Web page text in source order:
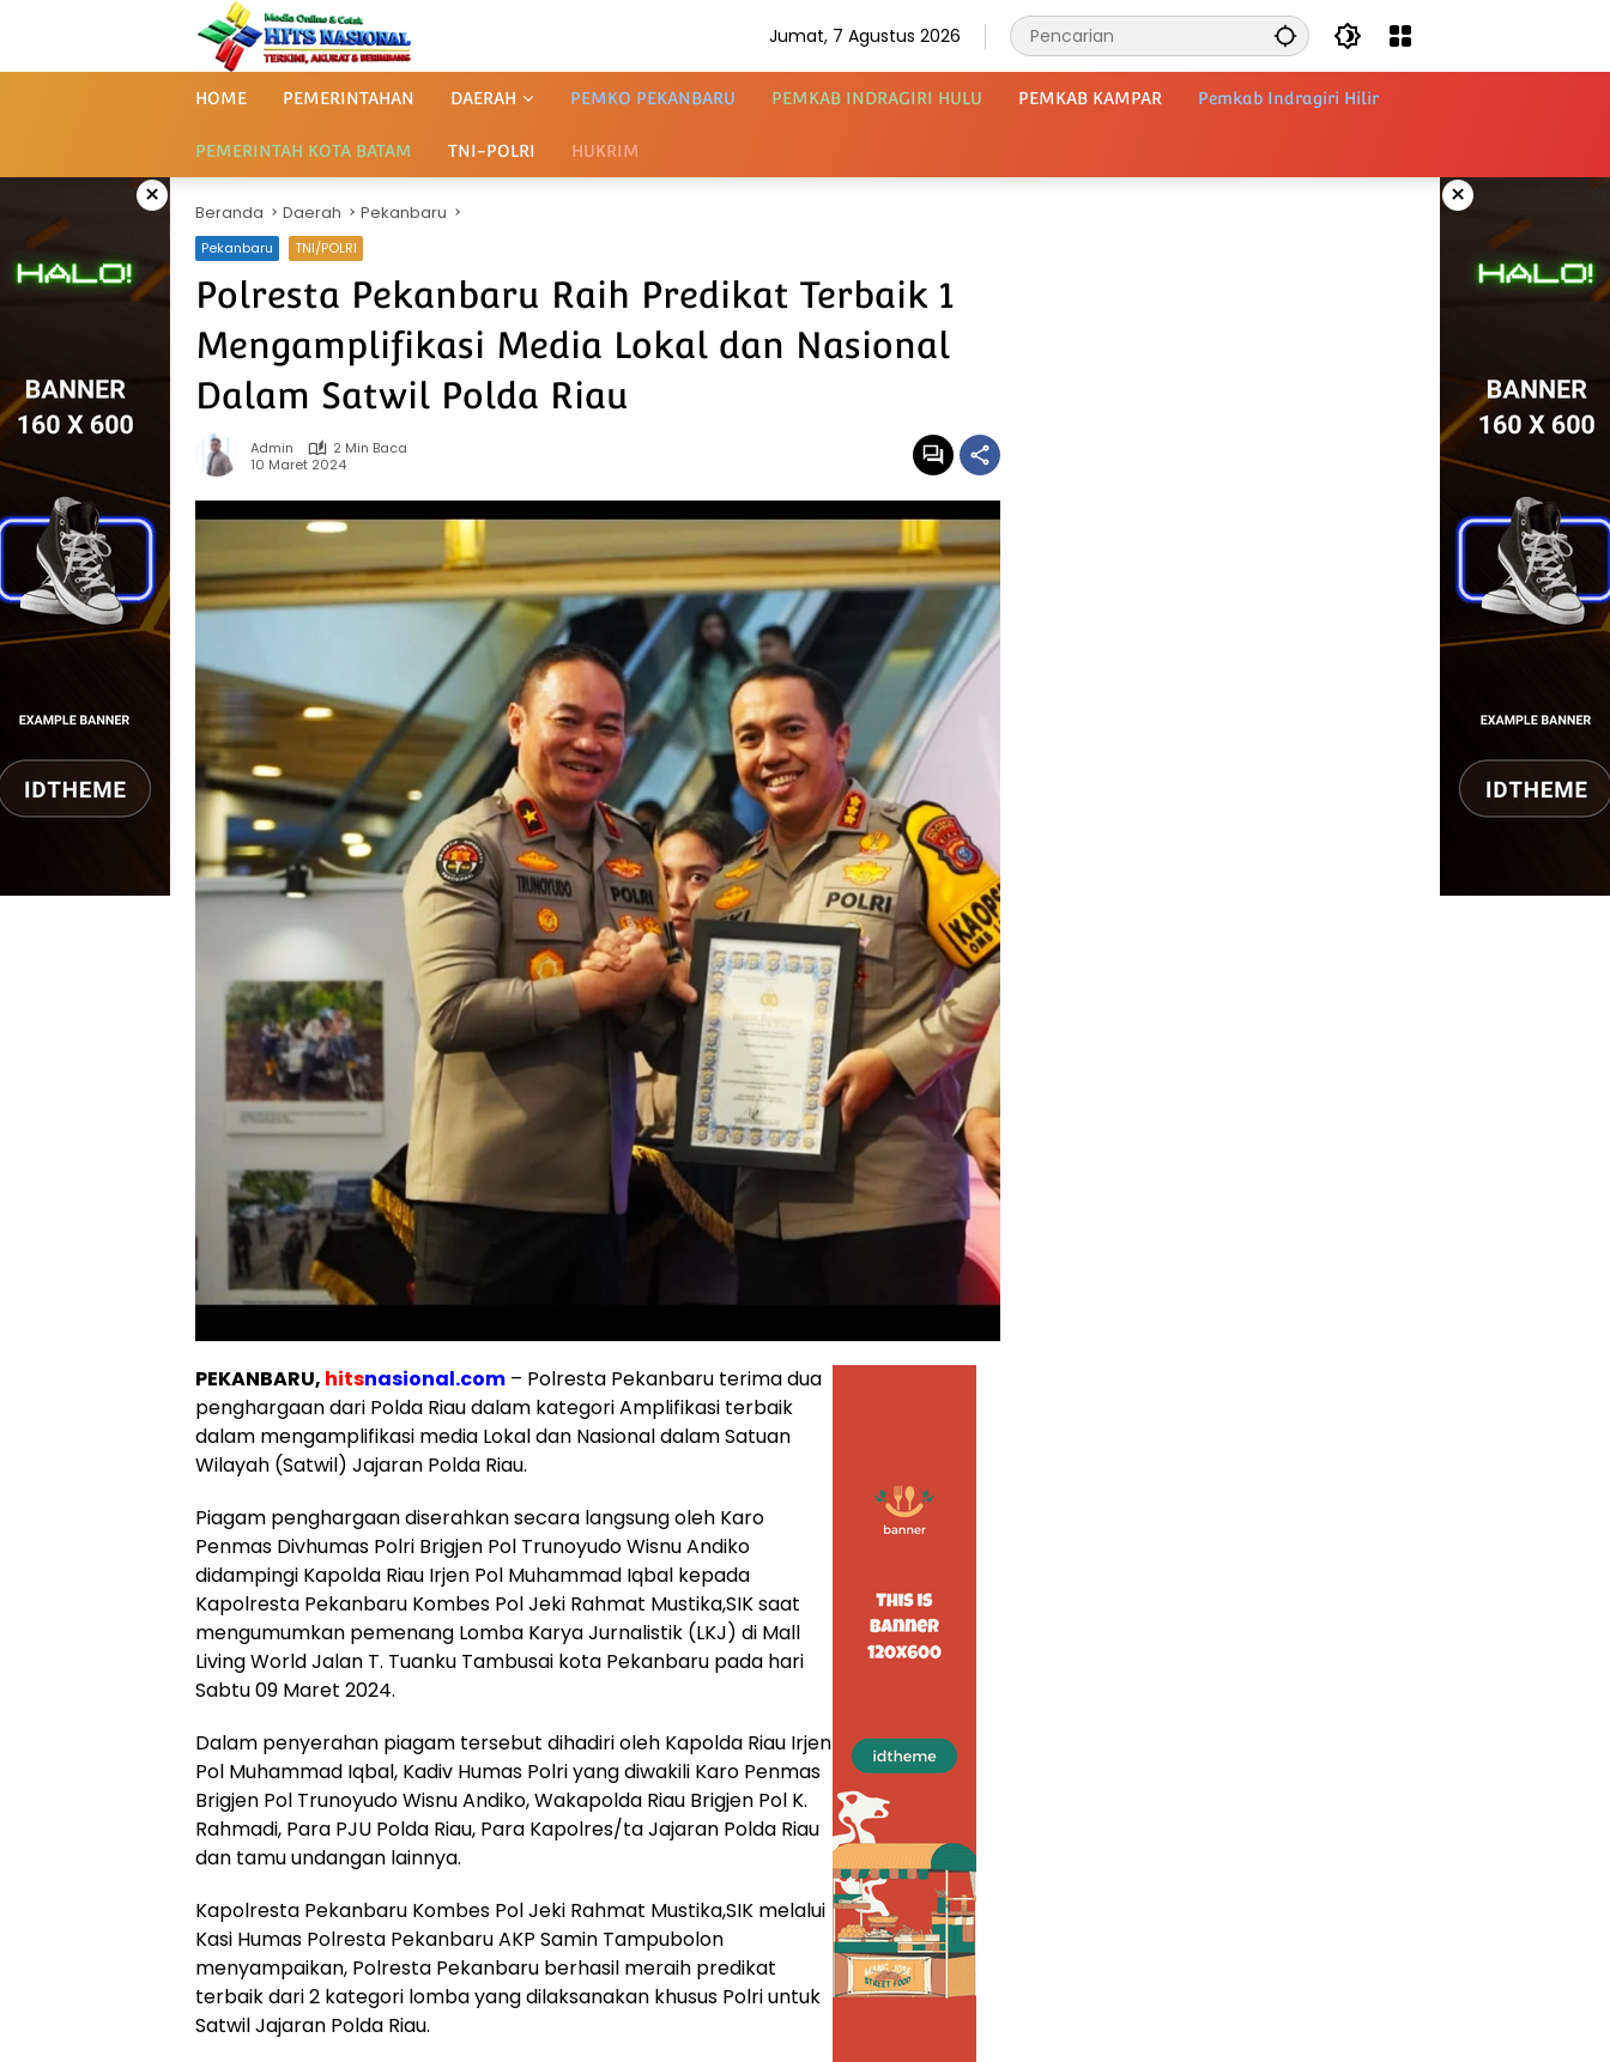
Jumat, 7 Agustus 2026
HOME PEMERINTAHAN DAERAH PEMKO PEKANBARU PEMKAB INDRAGIRI HULU PEMKAB KAMPAR Pemkab Indragiri Hilir
PEMERINTAH KOTA BATAM TNI-POLRI HUKRIM
× ×
Beranda Daerah Pekanbaru
Pekanbaru TNI/POLRI
Polresta Pekanbaru Raih Predikat Terbaik 1
Mengamplifikasi Media Lokal dan Nasional
Dalam Satwil Polda Riau
Admin
2 Min Baca
10 Maret 2024
PEKANBARU, hitsnasional.com – Polresta Pekanbaru terima dua
penghargaan dari Polda Riau dalam kategori Amplifikasi terbaik
dalam mengamplifikasi media Lokal dan Nasional dalam Satuan
Wilayah (Satwil) Jajaran Polda Riau.
Piagam penghargaan diserahkan secara langsung oleh Karo
Penmas Divhumas Polri Brigjen Pol Trunoyudo Wisnu Andiko
didampingi Kapolda Riau Irjen Pol Muhammad Iqbal kepada
Kapolresta Pekanbaru Kombes Pol Jeki Rahmat Mustika,SIK saat
mengumumkan pemenang Lomba Karya Jurnalistik (LKJ) di Mall
Living World Jalan T. Tuanku Tambusai kota Pekanbaru pada hari
Sabtu 09 Maret 2024.
Dalam penyerahan piagam tersebut dihadiri oleh Kapolda Riau Irjen
Pol Muhammad Iqbal, Kadiv Humas Polri yang diwakili Karo Penmas
Brigjen Pol Trunoyudo Wisnu Andiko, Wakapolda Riau Brigjen Pol K.
Rahmadi, Para PJU Polda Riau, Para Kapolres/ta Jajaran Polda Riau
dan tamu undangan lainnya.
Kapolresta Pekanbaru Kombes Pol Jeki Rahmat Mustika,SIK melalui
Kasi Humas Polresta Pekanbaru AKP Samin Tampubolon
menyampaikan, Polresta Pekanbaru berhasil meraih predikat
terbaik dari 2 kategori lomba yang dilaksanakan khusus Polri untuk
Satwil Jajaran Polda Riau.